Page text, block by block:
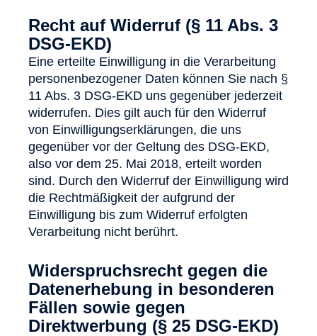
Recht auf Widerruf (§ 11 Abs. 3
DSG-EKD)
Eine erteilte Einwilligung in die Verarbeitung
personenbezogener Daten können Sie nach §
11 Abs. 3 DSG-EKD uns gegenüber jederzeit
widerrufen. Dies gilt auch für den Widerruf
von Einwilligungserklärungen, die uns
gegenüber vor der Geltung des DSG-EKD,
also vor dem 25. Mai 2018, erteilt worden
sind. Durch den Widerruf der Einwilligung wird
die Rechtmäßigkeit der aufgrund der
Einwilligung bis zum Widerruf erfolgten
Verarbeitung nicht berührt.
Widerspruchsrecht gegen die
Datenerhebung in besonderen
Fällen sowie gegen
Direktwerbung (§ 25 DSG-EKD)